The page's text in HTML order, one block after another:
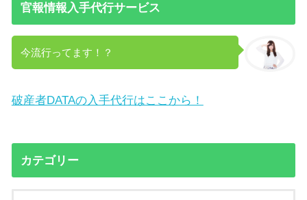
官報情報入手代行サービス
今流行ってます！？
破産者DATAの入手代行はここから！
カテゴリー